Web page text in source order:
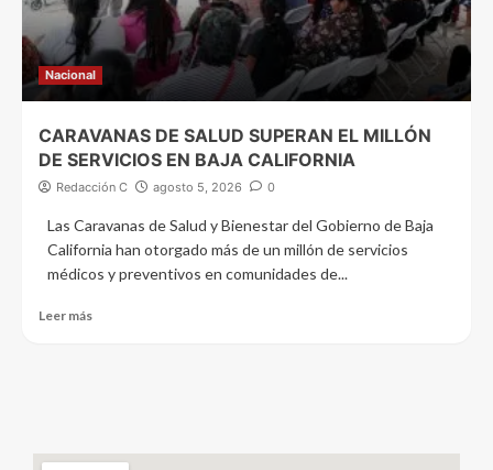
Nacional
CARAVANAS DE SALUD SUPERAN EL MILLÓN
DE SERVICIOS EN BAJA CALIFORNIA
Redacción C agosto 5, 2026 0
Las Caravanas de Salud y Bienestar del Gobierno de Baja
California han otorgado más de un millón de servicios
médicos y preventivos en comunidades de...
Leer más